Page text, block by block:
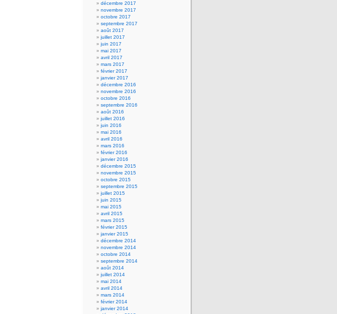
décembre 2017
novembre 2017
octobre 2017
septembre 2017
août 2017
juillet 2017
juin 2017
mai 2017
avril 2017
mars 2017
février 2017
janvier 2017
décembre 2016
novembre 2016
octobre 2016
septembre 2016
août 2016
juillet 2016
juin 2016
mai 2016
avril 2016
mars 2016
février 2016
janvier 2016
décembre 2015
novembre 2015
octobre 2015
septembre 2015
juillet 2015
juin 2015
mai 2015
avril 2015
mars 2015
février 2015
janvier 2015
décembre 2014
novembre 2014
octobre 2014
septembre 2014
août 2014
juillet 2014
mai 2014
avril 2014
mars 2014
février 2014
janvier 2014